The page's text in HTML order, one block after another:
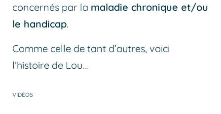
concernés par la maladie chronique et/ou
le handicap.
Comme celle de tant d’autres, voici
l’histoire de Lou…
VIDÉOS